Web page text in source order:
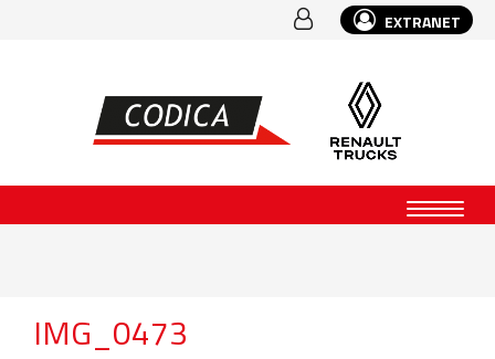
EXTRANET
IMG_0473